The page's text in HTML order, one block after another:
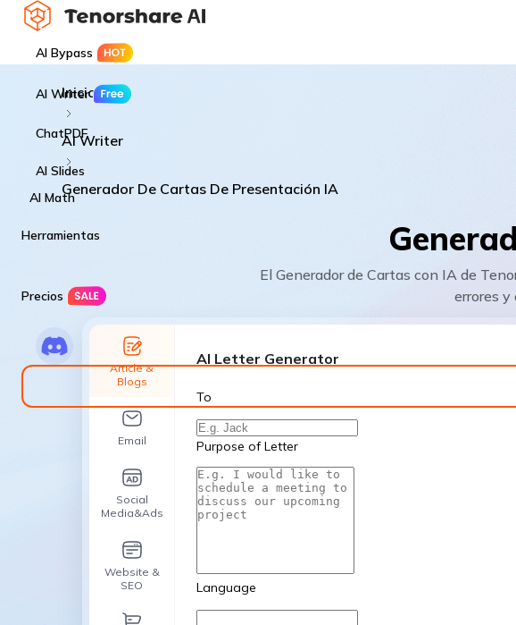
AI Bypass
AI Writer
ChatPDF
AI Slides
AI Math
Herramientas
Precios
Inicio
AI Writer
Generador De Cartas De Presentación IA
El Generador de Cartas con IA de
errores y
Article &
Blogs
Email
Social
Media&Ads
Website &
SEO
AI Letter Generator
To
Purpose of Letter
Language